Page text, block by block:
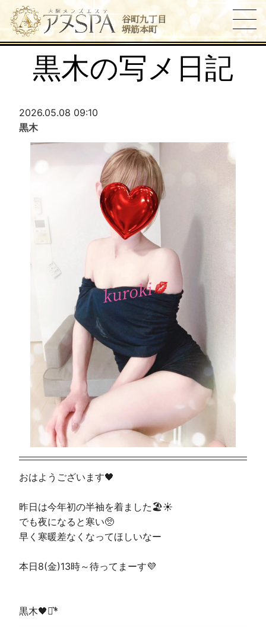
谷町九丁目
堺筋本町
黒木の写メ日記
2026.05.08 09:10
黒木
おはようございます🖤
昨日は今年初の半袖を着ました🏖☀️
でも夜になると寒い🥺
早く寒暖差なくなってほしいなー
本日8(金)13時～待ってまーす💜
黒木🖤⋆͛*͛